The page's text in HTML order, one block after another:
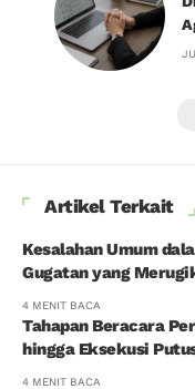
Artikel Terkait
Kesalahan Umum
Gugatan yang
4 MENIT BACA
Tahapan Beracara
hingga Eksekusi
4 MENIT BACA